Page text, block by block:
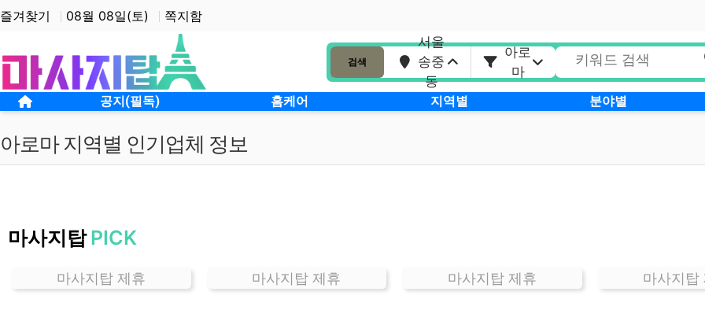
상단 네비
즐겨찾기 08월 08일(토) 쪽지함
검색
서울
송중
동
아로
마
메인 메뉴 공지(필독) 홈케어 지역별 분야별
홈으로
아로마 지역별 인기업체 정보
송마사지탑 PICK
마사지탑 제휴 마사지탑 제휴 마사지탑 제휴 마사지탑